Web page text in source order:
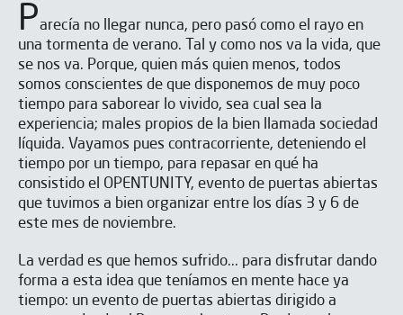
Parecía no llegar nunca, pero pasó como el rayo en
una tormenta de verano. Tal y como nos va la vida, que
se nos va. Porque, quien más quien menos, todos
somos conscientes de que disponemos de muy poco
tiempo para saborear lo vivido, sea cual sea la
experiencia; males propios de la bien llamada sociedad
líquida. Vayamos pues contracorriente, deteniendo el
tiempo por un tiempo, para repasar en qué ha
consistido el OPENTUNITY, evento de puertas abiertas
que tuvimos a bien organizar entre los días 3 y 6 de
este mes de noviembre.
La verdad es que hemos sufrido... para disfrutar dando
forma a esta idea que teníamos en mente hace ya
tiempo: un evento de puertas abiertas dirigido a